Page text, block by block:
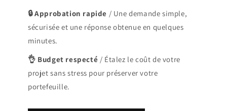
🔒 Approbation rapide / Une demande simple,
sécurisée et une réponse obtenue en quelques
minutes.
👌 Budget respecté / Étalez le coût de votre
projet sans stress pour préserver votre
portefeuille.